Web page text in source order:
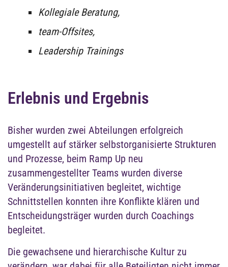
Kollegiale Beratung,
team-Offsites,
Leadership Trainings
Erlebnis und Ergebnis
Bisher wurden zwei Abteilungen erfolgreich
umgestellt auf stärker selbstorganisierte Strukturen
und Prozesse, beim Ramp Up neu
zusammengestellter Teams wurden diverse
Veränderungsinitiativen begleitet, wichtige
Schnittstellen konnten ihre Konflikte klären und
Entscheidungsträger wurden durch Coachings
begleitet.
Die gewachsene und hierarchische Kultur zu